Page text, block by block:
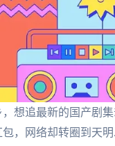
，想追最新的国产剧
，网络却转圈到天